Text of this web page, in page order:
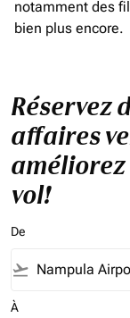
notamment des
bien plus encore.
Réservez
affaires
améliorez
vol!
De
flight_takeoff
À